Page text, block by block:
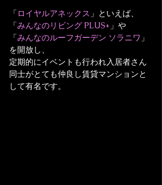
「ロイヤルアネックス」といえば、
「みんなのリビング PLUS+」や
「みんなのルーフガーデン ソラニワ」
を開放し、
定期的にイベントも行われ入居者さん
同士がとても仲良し賃貸マンションと
して有名です。